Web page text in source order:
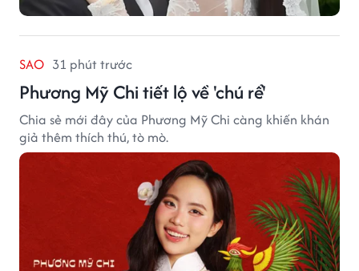
SAO 31 phút trước
Phương Mỹ Chi tiết lộ về 'chú rể'
Chia sẻ mới đây của Phương Mỹ Chi càng khiến khán
giả thêm thích thú, tò mò.